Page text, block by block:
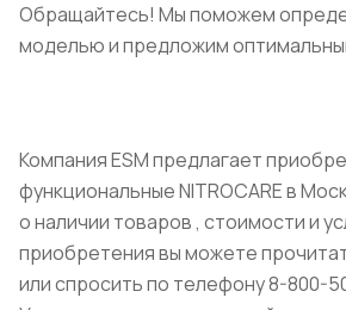
Обращайтесь! Мы поможем
моделью и предложим
Компания ESM предлагает
функциональные NITROCARE в
о наличии товаров , стоимости и
приобретения вы можете
или спросить по телефону 8-800-